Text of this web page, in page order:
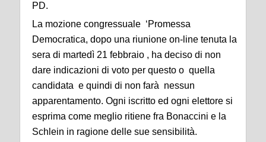
PD.
La mozione congressuale ‘Promessa
Democratica, dopo una riunione on-line tenuta la
sera di martedì 21 febbraio , ha deciso di non
dare indicazioni di voto per questo o quella
candidata e quindi di non farà nessun
apparentamento. Ogni iscritto ed ogni elettore si
esprima come meglio ritiene fra Bonaccini e la
Schlein in ragione delle sue sensibilità.